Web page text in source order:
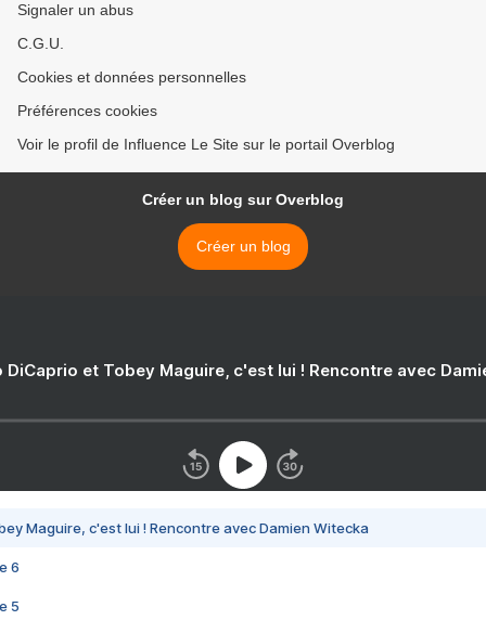
Signaler un abus
C.G.U.
Cookies et données personnelles
Préférences cookies
Voir le profil de Influence Le Site sur le portail Overblog
Créer un blog sur Overblog
Créer un blog
DiCaprio et Tobey Maguire, c'est lui ! Rencontre avec
Maguire, c'est lui ! Rencontre avec Damien Witecka
6
5